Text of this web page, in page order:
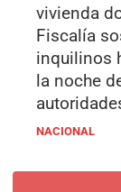
vivienda
Fiscalía
inquilinos
la noche
NACIONAL